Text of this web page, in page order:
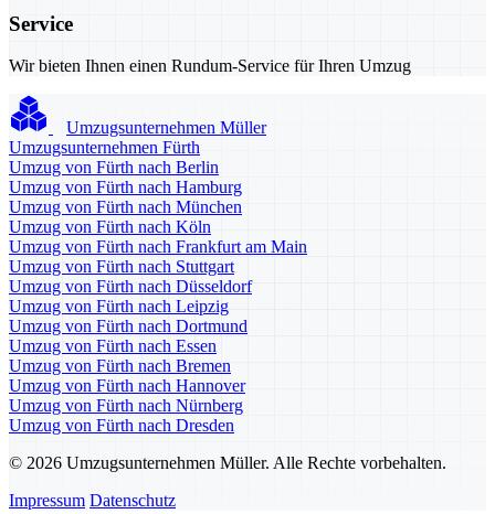
Service
Wir bieten Ihnen einen Rundum-Service für Ihren Umzug
Umzugsunternehmen Müller
Umzugsunternehmen Fürth
Umzug von Fürth nach Berlin
Umzug von Fürth nach Hamburg
Umzug von Fürth nach München
Umzug von Fürth nach Köln
Umzug von Fürth nach Frankfurt am Main
Umzug von Fürth nach Stuttgart
Umzug von Fürth nach Düsseldorf
Umzug von Fürth nach Leipzig
Umzug von Fürth nach Dortmund
Umzug von Fürth nach Essen
Umzug von Fürth nach Bremen
Umzug von Fürth nach Hannover
Umzug von Fürth nach Nürnberg
Umzug von Fürth nach Dresden
© 2026 Umzugsunternehmen Müller. Alle Rechte vorbehalten.
Impressum Datenschutz